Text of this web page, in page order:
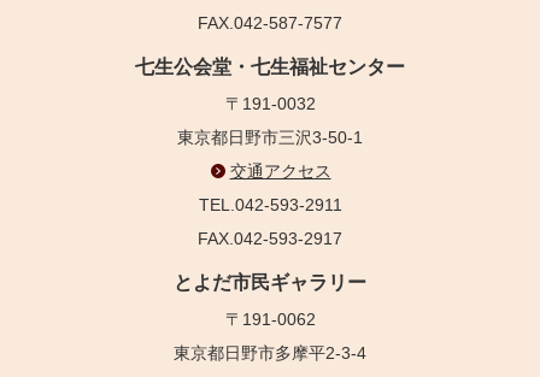
FAX.042-587-7577
七生公会堂・七生福祉センター
〒191-0032
東京都日野市三沢3-50-1
交通アクセス
TEL.042-593-2911
FAX.042-593-2917
とよだ市民ギャラリー
〒191-0062
東京都日野市多摩平2-3-4